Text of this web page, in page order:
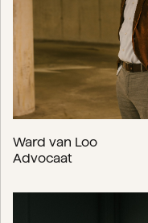
Ward van Loo
Advocaat